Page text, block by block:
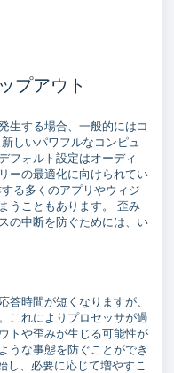
プアウト
生する場合、一般的にはコ
しいパワフルなコンピュ
フォルト設定はオーディ
ーの最適化に向けられてい
る多くのアプリやウィジ
うこともあります。 歪み
の中断を防ぐためには、い
答時間が短くなりますが、
これによりプロセッサが過
トや歪みが生じる可能性が
うな事態を防ぐことができ
し、必要に応じて増やすこ